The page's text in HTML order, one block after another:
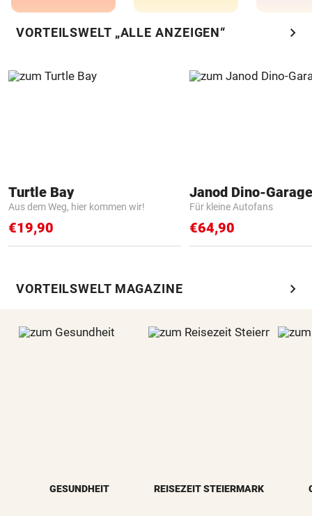
VORTEILSWELT „ALLE ANZEIGEN“ chevron_right
Turtle Bay
Aus dem Weg, hier kommen wir!
€19,90
Janod Dino-Garage
Für kleine Autofans
€64,90
VORTEILSWELT MAGAZINE chevron_right
GESUNDHEIT REISEZEIT STEIERMARK